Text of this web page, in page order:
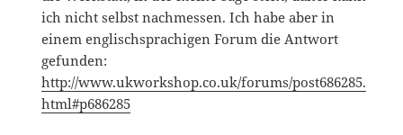
ich nicht selbst nachmessen. Ich habe aber in
einem englischsprachigen Forum die Antwort
gefunden:
http://www.ukworkshop.co.uk/forums/post686285.
html#p686285